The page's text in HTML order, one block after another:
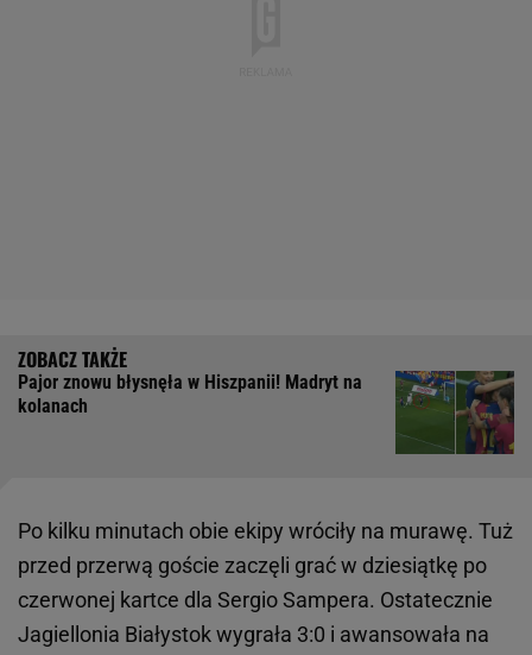
Pajor znowu błysnęła w Hiszpanii! Madryt na
kolanach
Po kilku minutach obie ekipy wróciły na murawę. Tuż
przed przerwą goście zaczęli grać w dziesiątkę po
czerwonej kartce dla Sergio Sampera. Ostatecznie
Jagiellonia Białystok wygrała 3:0 i awansowała na